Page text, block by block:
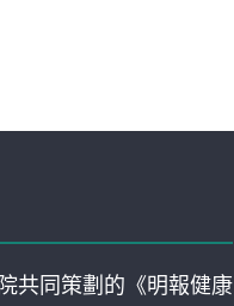
共同策劃的《明報健康